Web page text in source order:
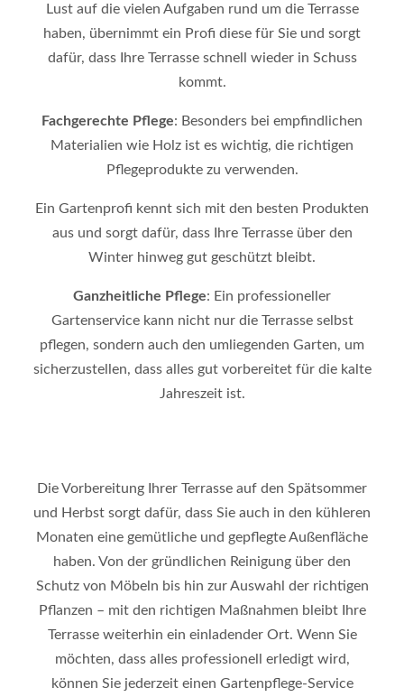
Lust auf die vielen Aufgaben rund um die Terrasse
haben, übernimmt ein Profi diese für Sie und sorgt
dafür, dass Ihre Terrasse schnell wieder in Schuss
kommt.
Fachgerechte Pflege: Besonders bei empfindlichen
Materialien wie Holz ist es wichtig, die richtigen
Pflegeprodukte zu verwenden.
Ein Gartenprofi kennt sich mit den besten Produkten
aus und sorgt dafür, dass Ihre Terrasse über den
Winter hinweg gut geschützt bleibt.
Ganzheitliche Pflege: Ein professioneller
Gartenservice kann nicht nur die Terrasse selbst
pflegen, sondern auch den umliegenden Garten, um
sicherzustellen, dass alles gut vorbereitet für die kalte
Jahreszeit ist.
Die Vorbereitung Ihrer Terrasse auf den Spätsommer
und Herbst sorgt dafür, dass Sie auch in den kühleren
Monaten eine gemütliche und gepflegte Außenfläche
haben. Von der gründlichen Reinigung über den
Schutz von Möbeln bis hin zur Auswahl der richtigen
Pflanzen – mit den richtigen Maßnahmen bleibt Ihre
Terrasse weiterhin ein einladender Ort. Wenn Sie
möchten, dass alles professionell erledigt wird,
können Sie jederzeit einen Gartenpflege-Service